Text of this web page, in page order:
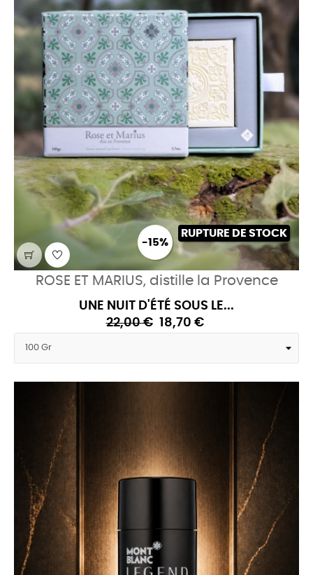
-15%
RUPTURE DE STOCK
ROSE ET MARIUS, distille la Provence
UNE NUIT D'ÉTÉ SOUS LE...
22,00 € 18,70 €